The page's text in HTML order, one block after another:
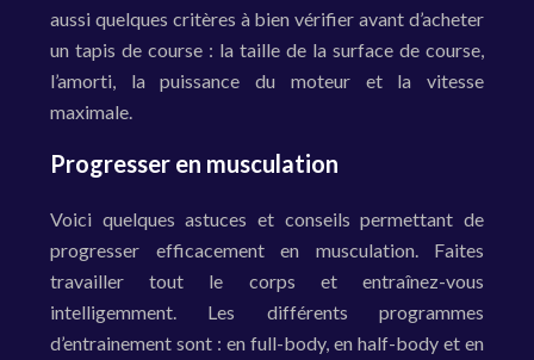
aussi quelques critères à bien vérifier avant d’acheter
un tapis de course : la taille de la surface de course,
l’amorti, la puissance du moteur et la vitesse
maximale.
Progresser en musculation
Voici quelques astuces et conseils permettant de
progresser efficacement en musculation. Faites
travailler tout le corps et entraînez-vous
intelligemment. Les différents programmes
d’entrainement sont : en full-body, en half-body et en